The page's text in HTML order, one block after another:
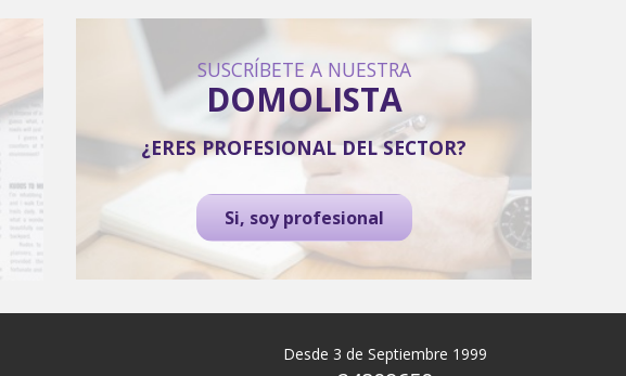
SUSCRÍBETE A NUESTRA
DOMOLISTA
¿ERES PROFESIONAL DEL SECTOR?
Si, soy profesional
Desde 3 de Septiembre 1999